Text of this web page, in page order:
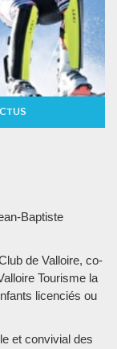
Baptiste
de Valloire, co-
Tourisme la
licenciés ou
et convivial des